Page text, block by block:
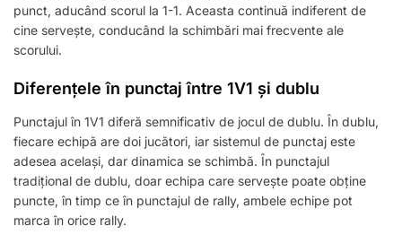
punct, aducând scorul la 1-1. Aceasta continuă indiferent de
cine servește, conducând la schimbări mai frecvente ale
scorului.
Diferențele în punctaj între 1V1 și dublu
Punctajul în 1V1 diferă semnificativ de jocul de dublu. În dublu,
fiecare echipă are doi jucători, iar sistemul de punctaj este
adesea același, dar dinamica se schimbă. În punctajul
tradițional de dublu, doar echipa care servește poate obține
puncte, în timp ce în punctajul de rally, ambele echipe pot
marca în orice rally.